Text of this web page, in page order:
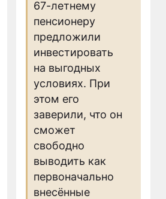
67-летнему
пенсионеру
предложили
инвестировать
на выгодных
условиях. При
этом его
заверили, что он
сможет
свободно
выводить как
первоначально
внесённые